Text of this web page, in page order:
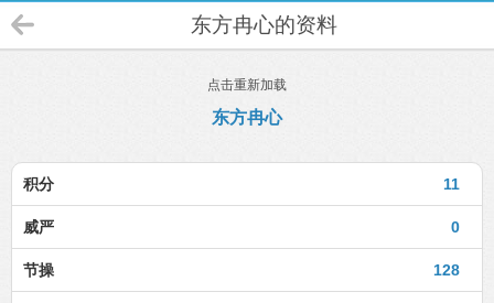
东方冉心的资料
点击重新加载
东方冉心
11
积分
0
威严
128
节操